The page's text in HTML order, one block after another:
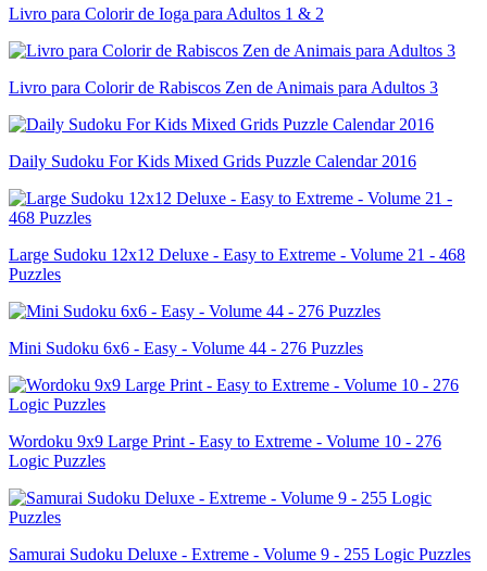
Livro para Colorir de Ioga para Adultos 1 & 2
Livro para Colorir de Rabiscos Zen de Animais para Adultos 3
Daily Sudoku For Kids Mixed Grids Puzzle Calendar 2016
Large Sudoku 12x12 Deluxe - Easy to Extreme - Volume 21 - 468
Puzzles
Mini Sudoku 6x6 - Easy - Volume 44 - 276 Puzzles
Wordoku 9x9 Large Print - Easy to Extreme - Volume 10 - 276
Logic Puzzles
Samurai Sudoku Deluxe - Extreme - Volume 9 - 255 Logic Puzzles